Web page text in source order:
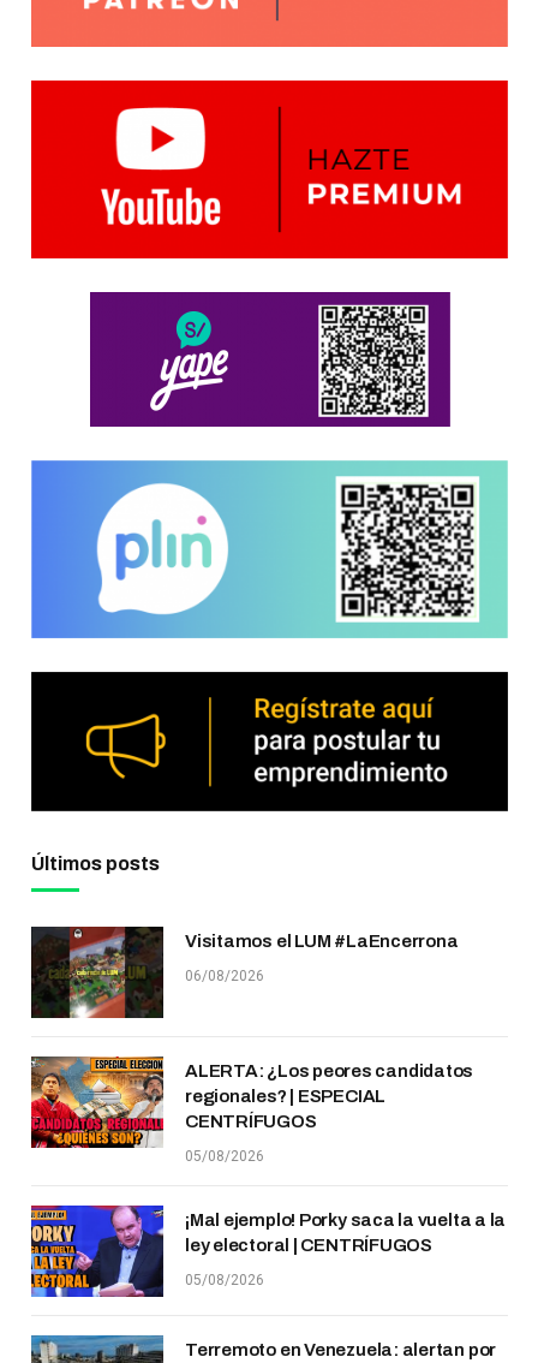
Últimos posts
Visitamos el LUM #LaEncerrona
06/08/2026
ALERTA: ¿Los peores candidatos
regionales? | ESPECIAL
CENTRÍFUGOS
05/08/2026
¡Mal ejemplo! Porky saca la vuelta a la
ley electoral | CENTRÍFUGOS
05/08/2026
Terremoto en Venezuela: alertan por